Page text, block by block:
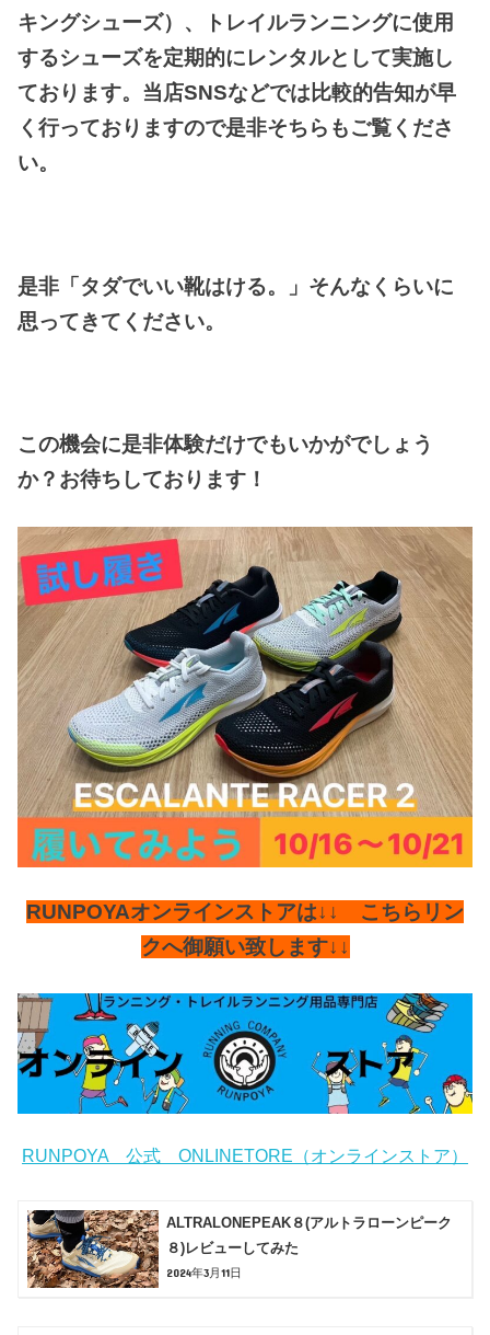
キングシューズ）、トレイルランニングに使用
するシューズを定期的にレンタルとして実施し
ております。当店SNSなどでは比較的告知が早
く行っておりますので是非そちらもご覧くださ
い。
是非「タダでいい靴はける。」そんなくらいに
思ってきてください。
この機会に是非体験だけでもいかがでしょう
か？お待ちしております！
RUNPOYAオンラインストアは↓↓ こちらリン
クへ御願い致します↓↓
RUNPOYA 公式 ONLINETORE（オンラインストア）
ALTRALONEPEAK８(アルトラローンピーク
８)レビューしてみた
2024年3月11日